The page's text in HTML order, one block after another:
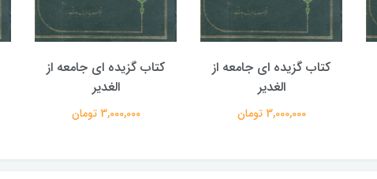
کتاب گزیده ای جامعه از
الغدیر
3,000,000 تومان
کتاب گزیده ای جامعه از
الغدیر
3,000,000 تومان